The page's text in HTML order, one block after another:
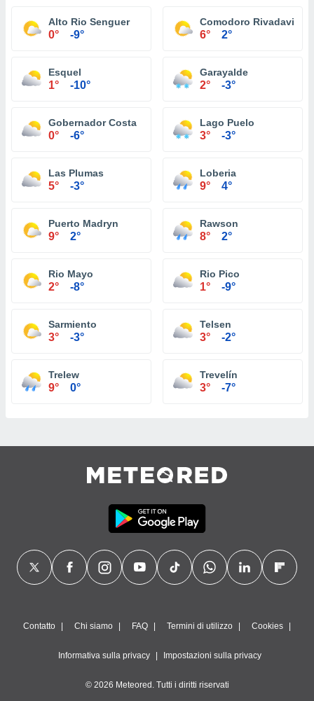
Alto Rio Senguer
0° -9°
Comodoro Rivadavia
6° 2°
Esquel
1° -10°
Garayalde
2° -3°
Gobernador Costa
0° -6°
Lago Puelo
3° -3°
Las Plumas
5° -3°
Loberia
9° 4°
Puerto Madryn
9° 2°
Rawson
8° 2°
Rio Mayo
2° -8°
Rio Pico
1° -9°
Sarmiento
3° -3°
Telsen
3° -2°
Trelew
9° 0°
Trevelín
3° -7°
Contatto Chi siamo FAQ Termini di utilizzo Cookies
Informativa sulla privacy Impostazioni sulla privacy
© 2026 Meteored. Tutti i diritti riservati